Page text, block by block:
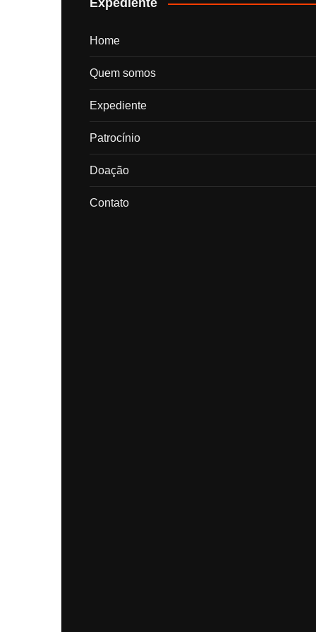
Expediente
Home
Quem somos
Expediente
Patrocínio
Doação
Contato